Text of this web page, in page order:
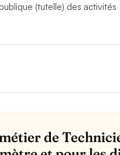
(tutelle) des activités
de